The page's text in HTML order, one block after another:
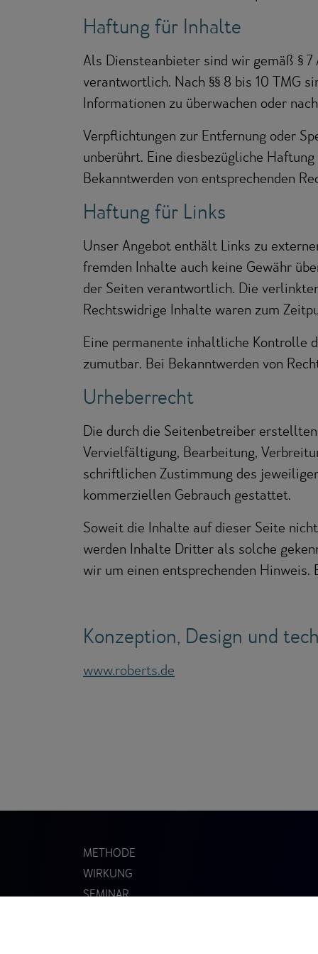
Haftung für Inhalte
Als Diensteanbieter sind wir gemäß §
verantwortlich. Nach §§ 8 bis 10 TMG
Informationen zu überwachen oder
Verpflichtungen zur Entfernung oder
unberührt. Eine diesbezügliche
Bekanntwerden von entsprechenden
Haftung für Links
Unser Angebot enthält Links zu
fremden Inhalte auch keine Gewähr
der Seiten verantwortlich. Die
Rechtswidrige Inhalte waren zum
Eine permanente inhaltliche Kontrolle
zumutbar. Bei Bekanntwerden von
Urheberrecht
Die durch die Seitenbetreiber
Vervielfältigung, Bearbeitung,
schriftlichen Zustimmung des
kommerziellen Gebrauch gestattet.
Soweit die Inhalte auf dieser Seite
werden Inhalte Dritter als solche
wir um einen entsprechenden
Konzeption, Design und
www.roberts.de
METHODE
WIRKUNG
SEMINAR